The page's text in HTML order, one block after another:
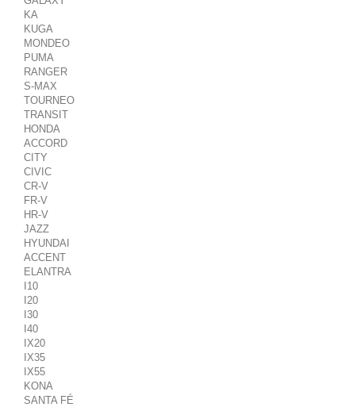
KA
KUGA
MONDEO
PUMA
RANGER
S-MAX
TOURNEO
TRANSIT
HONDA
ACCORD
CITY
CIVIC
CR-V
FR-V
HR-V
JAZZ
HYUNDAI
ACCENT
ELANTRA
I10
I20
I30
I40
IX20
IX35
IX55
KONA
SANTA FÉ